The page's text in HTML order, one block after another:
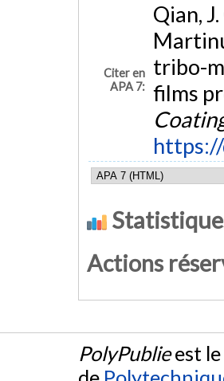
Citer en
APA 7:
Qian,
tribo-
films
Actions
PolyPublieest